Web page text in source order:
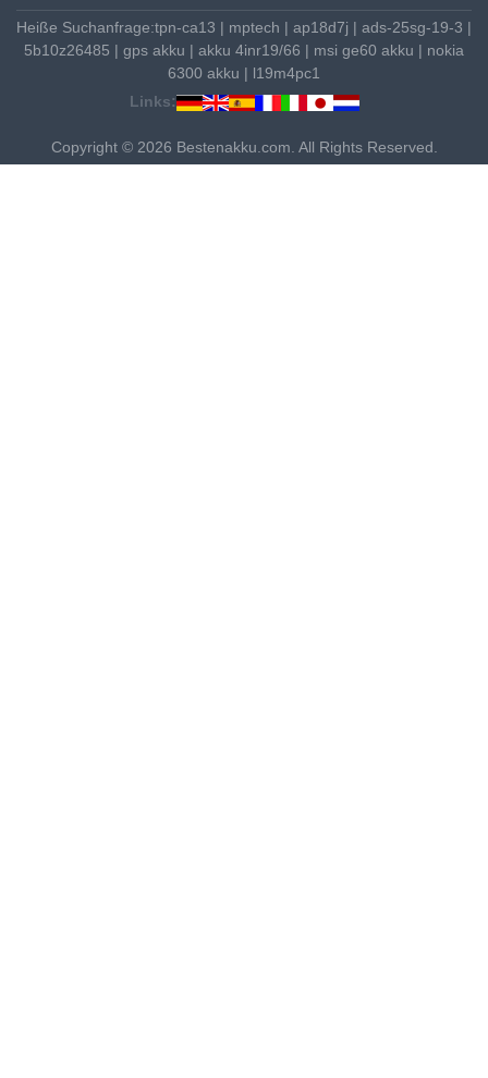
Heiße Suchanfrage:tpn-ca13 | mptech | ap18d7j | ads-25sg-19-3 |
5b10z26485 | gps akku | akku 4inr19/66 | msi ge60 akku | nokia
6300 akku | l19m4pc1
Links:
Copyright © 2026 Bestenakku.com. All Rights Reserved.